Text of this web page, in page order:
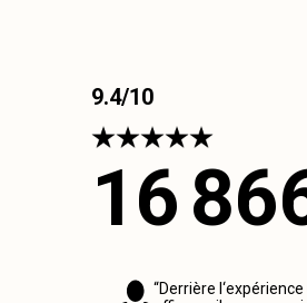
9.4/10
16
“Derrière